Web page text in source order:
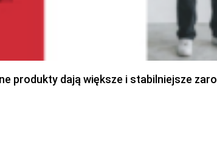
produkty dają większe i stabilniejsze